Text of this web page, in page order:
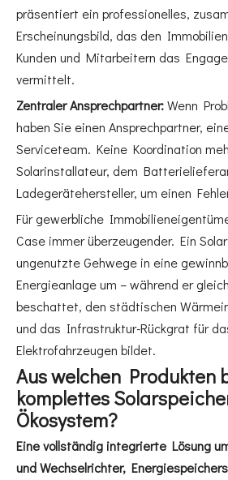
präsentiert ein professionelles,
Erscheinungsbild, das den
Kunden und Mitarbeitern das
vermittelt.
Zentraler Ansprechpartner:Wenn
haben Sie einen Ansprechpartner,
Serviceteam. Keine Koordination
Solarinstallateur, dem
Ladegerätehersteller, um einen
Für gewerbliche
Case immer überzeugender. Ein
ungenutzte Gehwege in eine
Energieanlage um – während er
beschattet, den städtischen
und das Infrastruktur-Rückgrat für
Elektrofahrzeugen bildet.
Aus welchen Produkten
komplettes
Ökosystem?
Eine vollständig integrierte Lösung
und Wechselrichter,